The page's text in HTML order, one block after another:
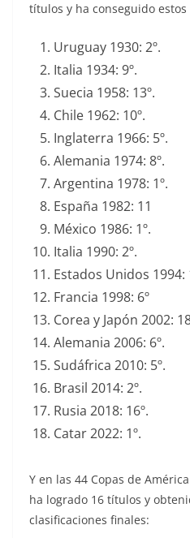
títulos y ha conseguido
Uruguay 1930: 2º.
Italia 1934: 9º.
Suecia 1958: 13º.
Chile 1962: 10º.
Inglaterra 1966: 5º.
Alemania 1974: 8º.
Argentina 1978: 1º.
España 1982: 11
México 1986: 1º.
Italia 1990: 2º.
Estados Unidos 1994:
Francia 1998: 6º
Corea y Japón 2002:
Alemania 2006: 6º.
Sudáfrica 2010: 5º.
Brasil 2014: 2º.
Rusia 2018: 16º.
Catar 2022: 1º.
Y en las 44 Copas de
ha logrado 16 títulos y
clasificaciones finales: